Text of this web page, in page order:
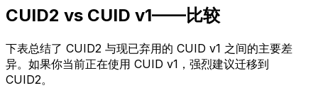
CUID2 vs CUID v1——比较
下表总结了 CUID2 与现已弃用的 CUID v1 之间的主要差
异。如果你当前正在使用 CUID v1，强烈建议迁移到
CUID2。